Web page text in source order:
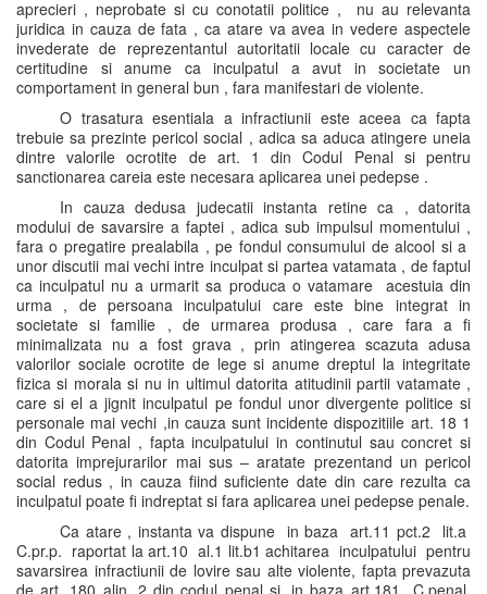
aprecieri , neprobate si cu conotatii politice , nu au relevanta
juridica in cauza de fata , ca atare va avea in vedere aspectele
invederate de reprezentantul autoritatii locale cu caracter de
certitudine si anume ca inculpatul a avut in societate un
comportament in general bun , fara manifestari de violente.
O trasatura esentiala a infractiunii este aceea ca fapta
trebuie sa prezinte pericol social , adica sa aduca atingere uneia
dintre valorile ocrotite de art. 1 din Codul Penal si pentru
sanctionarea careia este necesara aplicarea unei pedepse .
In cauza dedusa judecatii instanta retine ca , datorita
modului de savarsire a faptei , adica sub impulsul momentului ,
fara o pregatire prealabila , pe fondul consumului de alcool si a
unor discutii mai vechi intre inculpat si partea vatamata , de faptul
ca inculpatul nu a urmarit sa produca o vatamare acestuia din
urma , de persoana inculpatului care este bine integrat in
societate si familie , de urmarea produsa , care fara a fi
minimalizata nu a fost grava , prin atingerea scazuta adusa
valorilor sociale ocrotite de lege si anume dreptul la integritate
fizica si morala si nu in ultimul datorita atitudinii partii vatamate ,
care si el a jignit inculpatul pe fondul unor divergente politice si
personale mai vechi ,in cauza sunt incidente dispozitiile art. 18 1
din Codul Penal , fapta inculpatului in continutul sau concret si
datorita imprejurarilor mai sus – aratate prezentand un pericol
social redus , in cauza fiind suficiente date din care rezulta ca
inculpatul poate fi indreptat si fara aplicarea unei pedepse penale.
Ca atare , instanta va dispune in baza art.11 pct.2 lit.a
C.pr.p. raportat la art.10 al.1 lit.b1 achitarea inculpatului pentru
savarsirea infractiunii de lovire sau alte violente, fapta prevazuta
de art. 180 alin. 2 din codul penal si ,in baza art.181 C.penal